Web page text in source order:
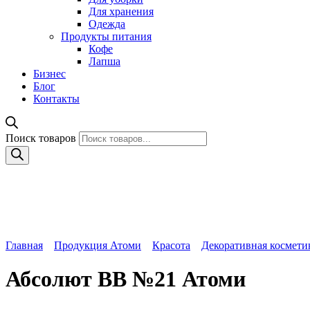
Для хранения
Одежда
Продукты питания
Кофе
Лапша
Бизнес
Блог
Контакты
Поиск товаров
Главная Продукция Атоми Красота Декоративная
Абсолют BB №21 Атоми